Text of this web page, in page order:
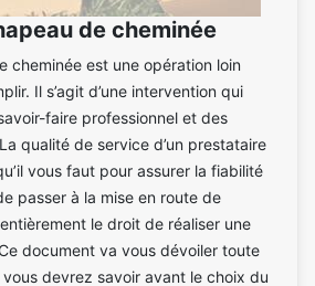
de cheminée
cheminée est une opération loin
Il s’agit d’une intervention qui
faire professionnel et des
qualité de service d’un prestataire
vous faut pour assurer la fiabilité
passer à la mise en route de
le droit de réaliser une
document va vous dévoiler toute
devrez savoir avant le choix du